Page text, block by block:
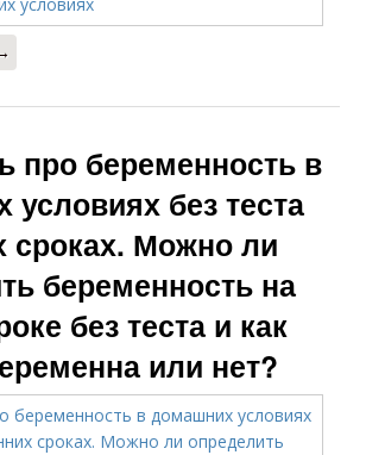
про беременность в
без теста
сроках. Можно ли
беременность на
без теста и как
или нет?